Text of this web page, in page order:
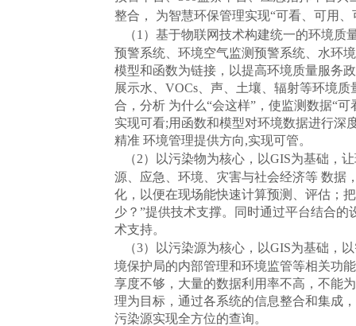
整合， 为智慧环保管理实现“可看、可用、
（1 ）基于物联网技术构建统一的环境质
预警系统、环境空气监测预警系统、水环
模型和函数为链接，以提高环境质量服务
展示水、 VOCs 、声、土壤、辐射等环境
合，分析 为什么“会这样”，使监测数据“
实现可看;用函数和模型对环境数据进行深
精准 环境管理提供方向,实现可管。
（2）以污染物为核心，以GIS为基础，
源、应急、环境、灾害与社会经济等 数据
化，以便在现场能快速计算预测、评估；
少？”提供技术支撑。同时通过平台结合
术支持。
（3）以污染源为核心，以GIS为基础，
境保护局的内部管理和环境监管等相关功
享度不够，大量的数据利用率不高，不能
理为目标，通过各系统的信息整合和集成
污染源实现全方位的查询。